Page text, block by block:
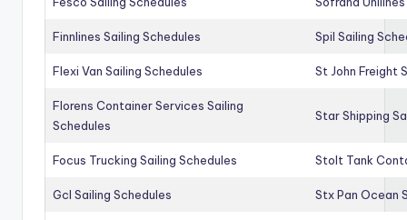
Finnlines Sailing Schedules Spil Sailing
Flexi Van Sailing Schedules St John Freight
Florens Container Services Sailing
Schedules
Star Shipping
Focus Trucking Sailing Schedules Stolt Tank
Gcl Sailing Schedules Stx Pan Ocean